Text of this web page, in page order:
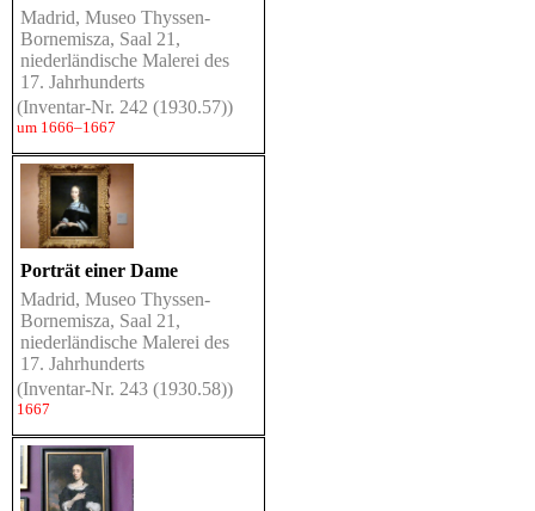
Madrid, Museo Thyssen-
Bornemisza, Saal 21,
niederländische Malerei des
17. Jahrhunderts
(Inventar-Nr. 242 (1930.57))
um 1666–1667
Porträt einer Dame
Madrid, Museo Thyssen-
Bornemisza, Saal 21,
niederländische Malerei des
17. Jahrhunderts
(Inventar-Nr. 243 (1930.58))
1667